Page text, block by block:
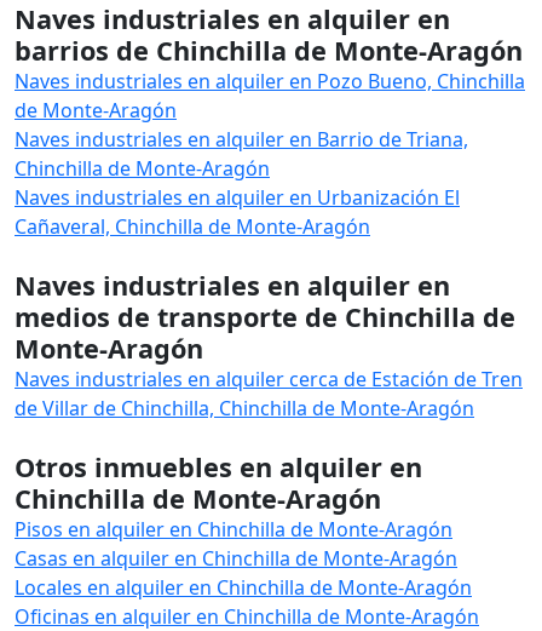
Naves industriales en alquiler en
barrios de Chinchilla de Monte-Aragón
Naves industriales en alquiler en Pozo Bueno, Chinchilla
de Monte-Aragón
Naves industriales en alquiler en Barrio de Triana,
Chinchilla de Monte-Aragón
Naves industriales en alquiler en Urbanización El
Cañaveral, Chinchilla de Monte-Aragón
Naves industriales en alquiler en
medios de transporte de Chinchilla de
Monte-Aragón
Naves industriales en alquiler cerca de Estación de Tren
de Villar de Chinchilla, Chinchilla de Monte-Aragón
Otros inmuebles en alquiler en
Chinchilla de Monte-Aragón
Pisos en alquiler en Chinchilla de Monte-Aragón
Casas en alquiler en Chinchilla de Monte-Aragón
Locales en alquiler en Chinchilla de Monte-Aragón
Oficinas en alquiler en Chinchilla de Monte-Aragón